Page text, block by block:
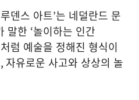
루덴스 아트’는 네덜란드 문
말한 ‘놀이하는 인간
럼 예술을 정해진 형식이
,자유로운 사고와 상상의 놀